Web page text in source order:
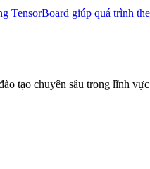
tạo chuyên sâu trong lĩnh